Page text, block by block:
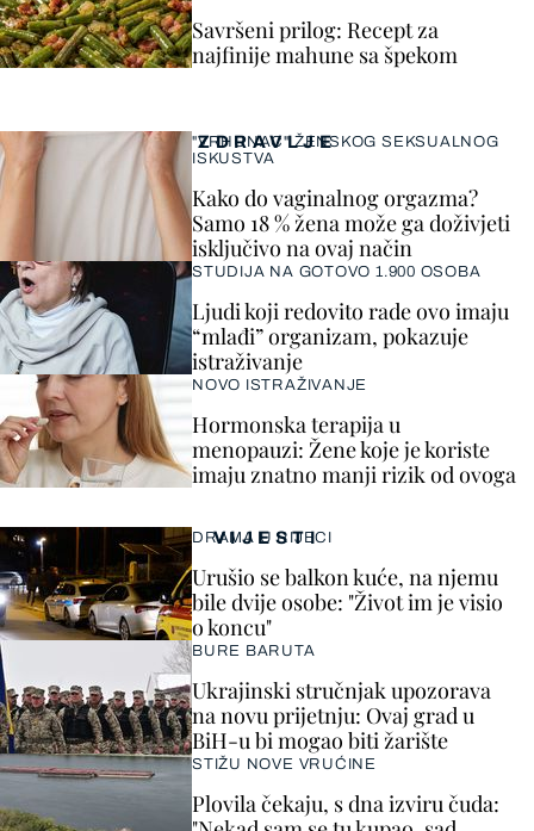
VIJESTI
DRAMA U RIJECI
Urušio se balkon kuće, na njemu
bile dvije osobe: "Život im je visio
o koncu"
BURE BARUTA
Ukrajinski stručnjak upozorava
na novu prijetnju: Ovaj grad u
BiH-u bi mogao biti žarište
STIŽU NOVE VRUĆINE
Plovila čekaju, s dna izviru čuda:
ZDRAVLJE
"VRHUNAC" ŽENSKOG SEKSUALNOG
ISKUSTVA
Kako do vaginalnog orgazma?
Samo 18 % žena može ga doživjeti
isključivo na ovaj način
STUDIJA NA GOTOVO 1.900 OSOBA
Ljudi koji redovito rade ovo imaju
“mlađi” organizam, pokazuje
istraživanje
NOVO ISTRAŽIVANJE
Hormonska terapija u
menopauzi: Žene koje je koriste
imaju znatno manji rizik od ovoga
Savršeni prilog: Recept za
najfinije mahune sa špekom